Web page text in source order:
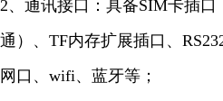
2、通讯接口：具备SIM卡插口
通）、TF内存扩展插口、
网口、wifi、蓝牙等；